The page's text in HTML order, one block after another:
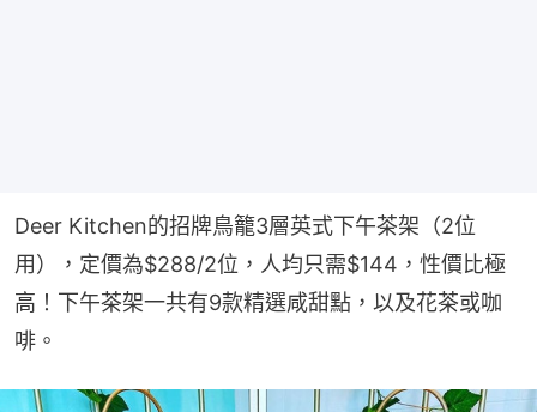
Deer Kitchen的招牌鳥籠3層英式下午茶架（2位
用），定價為$288/2位，人均只需$144，性價比極
高！下午茶架一共有9款精選咸甜點，以及花茶或咖
啡。